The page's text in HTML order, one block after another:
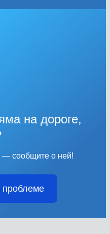
на дороге,
— сообщите о ней!